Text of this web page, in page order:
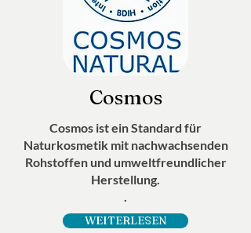
Cosmos
Cosmos ist ein Standard für
Naturkosmetik mit nachwachsenden
Rohstoffen und umweltfreundlicher
Herstellung.
.
WEITERLESEN